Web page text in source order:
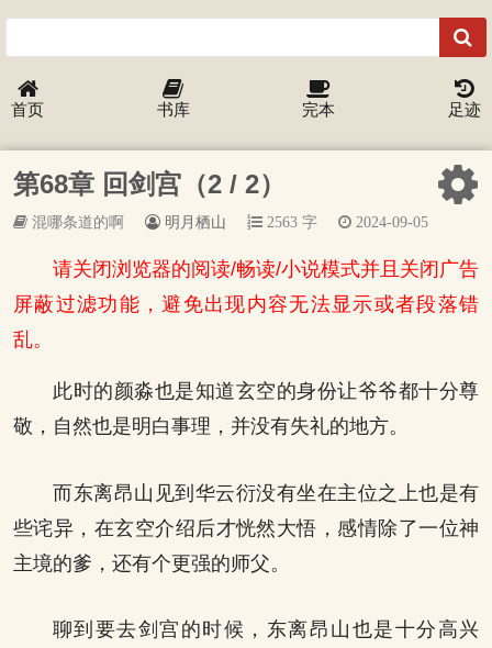
首页 书库 完本 足迹
第68章 回剑宫（2 / 2）
混哪条道的啊 明月栖山 2563 字 2024-09-05
请关闭浏览器的阅读/畅读/小说模式并且关闭广告
屏蔽过滤功能，避免出现内容无法显示或者段落错
乱。
此时的颜淼也是知道玄空的身份让爷爷都十分尊
敬，自然也是明白事理，并没有失礼的地方。
而东离昂山见到华云衍没有坐在主位之上也是有
些诧异，在玄空介绍后才恍然大悟，感情除了一位神
主境的爹，还有个更强的师父。
聊到要去剑宫的时候，东离昂山也是十分高兴